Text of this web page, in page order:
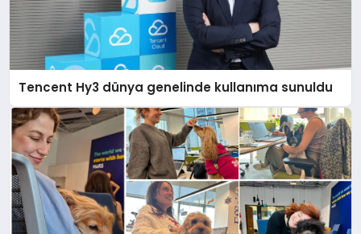
Tencent Hy3 dünya genelinde kullanıma sunuldu